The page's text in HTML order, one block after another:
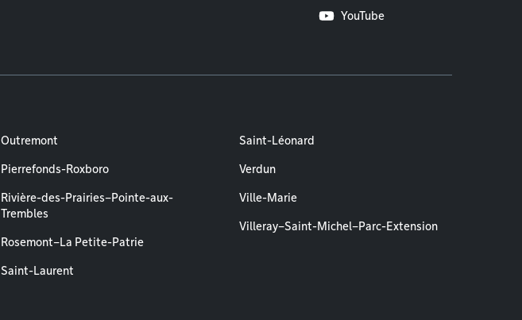
YouTube
Outremont
Pierrefonds-Roxboro
Rivière-des-Prairies–Pointe-aux-
Trembles
Rosemont–La Petite-Patrie
Saint-Laurent
Saint-Léonard
Verdun
Ville-Marie
Villeray–Saint-Michel–Parc-Extension